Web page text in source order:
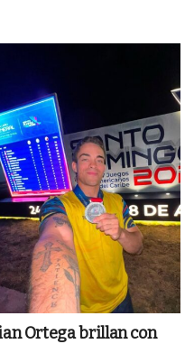
Ortega brillan con